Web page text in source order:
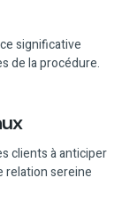
significative
de la procédure.
clients à anticiper
relation sereine